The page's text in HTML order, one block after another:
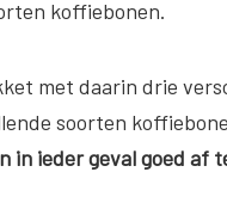
koffiebonen.
met daarin drie
soorten
in ieder geval goed af